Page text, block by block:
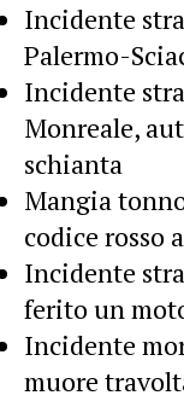
Incidente
Palermo-
Incidente
Monreale,
schianta
Mangia
codice rosso
Incidente
ferito un
Incidente
muore